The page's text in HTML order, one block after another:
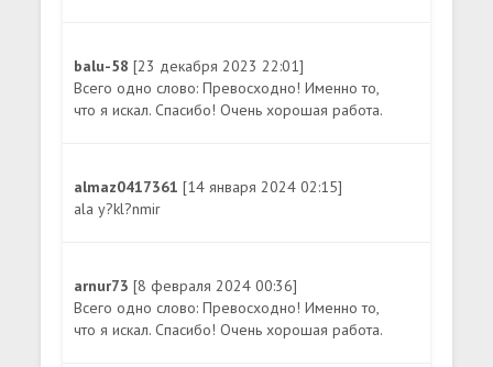
balu-58[23 декабря 2023 22:01]
Всего одно слово: Превосходно! Именно то,
что я искал. Спасибо! Очень хорошая работа.
almaz0417361[14 января 2024 02:15]
ala y?kl?nmir
arnur73[8 февраля 2024 00:36]
Всего одно слово: Превосходно! Именно то,
что я искал. Спасибо! Очень хорошая работа.